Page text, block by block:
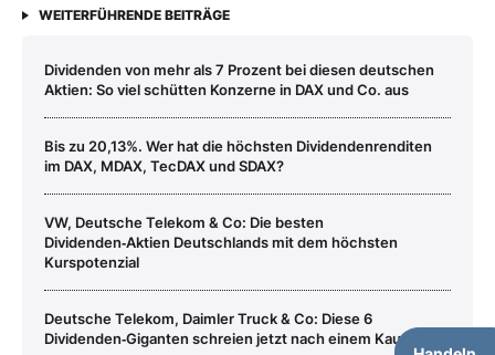
WEITERFÜHRENDE BEITRÄGE
Dividenden von mehr als 7 Prozent bei diesen deutschen
Aktien: So viel schütten Konzerne in DAX und Co. aus
Bis zu 20,13%. Wer hat die höchsten Dividendenrenditen
im DAX, MDAX, TecDAX und SDAX?
VW, Deutsche Telekom & Co: Die besten
Dividenden‑Aktien Deutschlands mit dem höchsten
Kurspotenzial
Deutsche Telekom, Daimler Truck & Co: Diese 6
Dividenden‑Giganten schreien jetzt nach einem Kauf